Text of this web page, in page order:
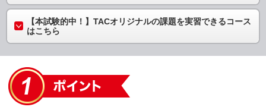
【本試験的中！】TACオリジナルの課題を実習できるコース
はこちら